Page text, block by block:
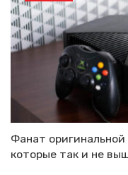
Фанат оригинальной
которые так и не